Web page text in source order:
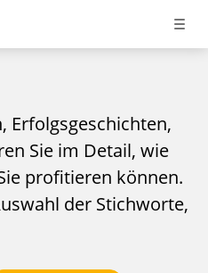
Erfolgsgeschichten,
Sie im Detail, wie
profitieren können.
der Stichworte,